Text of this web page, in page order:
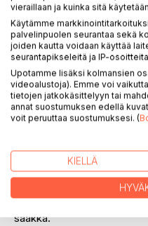
KUVAUS
Polku sisäiseen
näitä asioita tarkastellaan
aihetta lähestytään yli
perusperiaatteet ulottuvat
saakka.
vieraillaan ja kuinka sitä
Käytämme
palvelinpuolen seurantaa sekä
joiden kautta voidaan käyttää
seurantapikseleitä ja IP-
Upotamme lisäksi kolmansien
videoalustoja). Emme voi
tietojen jatkokäsittelyyn tai
annat suostumuksen edellä
voit peruuttaa suostumuksesi. (
KIELLÄ